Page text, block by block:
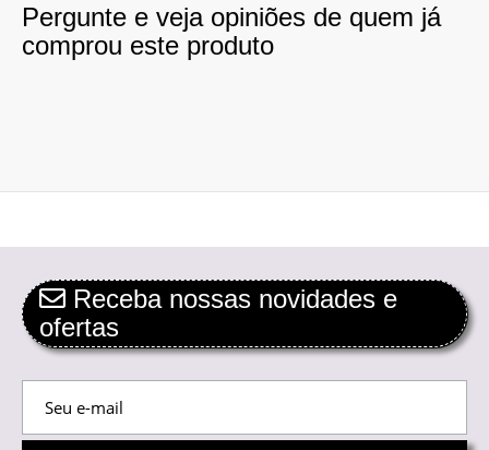
Pergunte e veja opiniões de quem já
comprou este produto
Receba nossas novidades e
ofertas